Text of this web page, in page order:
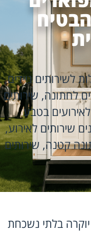
לשירותים ניידים,
לחתונה, שירותים
לאירועים בטבע
שירותים לאירוע,
קטנה, שירותים
יוקרה בלתי נשכחת